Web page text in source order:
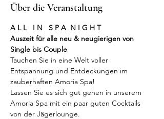
Über die Veranstaltung
A L L   I N   S P A  N I G H T
Auszeit für alle neu & neugierigen von
Single bis Couple
Tauchen Sie in eine Welt voller
Entspannung und Entdeckungen im
zauberhaften Amoria Spa!
Lassen Sie es sich gut gehen in unserem
Amoria Spa mit ein paar guten Cocktails
von der Jägerlounge.